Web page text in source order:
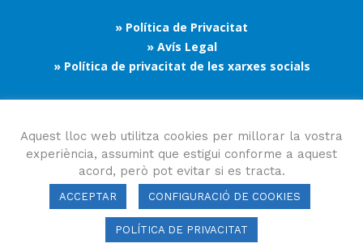
» Política de Privacitat
» Avís Legal
» Política de privacitat de les xarxes socials
Segueix-nos
Consell Comarcal del Maresme 2023 Copyright © Tots els drets
Aquest lloc web utilitza cookies per millorar la vostra
experiència, assumint que estigui conforme a aquest
acord, però pot evitar si es tracta.
ACCEPTAR CONFIGURACIÓ DE COOKIES
POLÍTICA DE PRIVACITAT